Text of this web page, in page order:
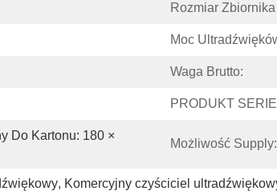
Rozmiar
Moc
Waga Brutto:
PRODUKT
Do Kartonu: 180 ×
Możliwość Supply:
, Komercyjny czyściciel